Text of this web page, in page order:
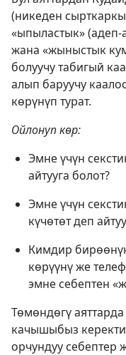
(никеден
«ыпыластык»
жана «жыныстык
болуучу табигый
алып баруучу
көрүнүп турат.
Ойлонуп көр:
Эмне үчүн
айтууга болот?
Эмне үчүн
күчөтөт деп
Кимдир
көрүүнү же
эмне себептен
Төмөндөгү
качышыбыз
орчундуу себептер